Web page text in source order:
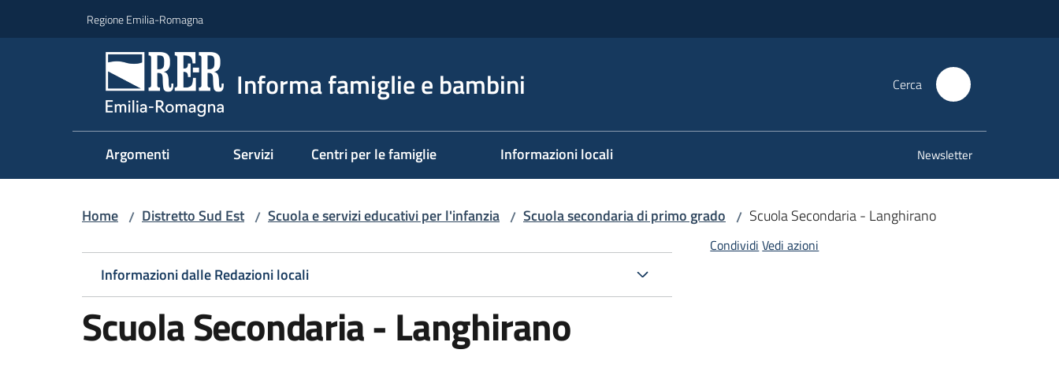
Regione Emilia-Romagna
Informa famiglie e bambini Cerca
Argomenti Servizi Centri per le famiglie Informazioni locali Newsletter
Home / Distretto Sud Est / Scuola e servizi educativi per l'infanzia / Scuola secondaria di primo grado / Scuola Secondaria - Langhirano
Informazioni dalle Redazioni locali
Scuola Secondaria - Langhirano
Condividi Vedi azioni